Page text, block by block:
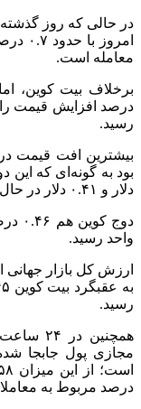
معامله است.
رسید.
بیشترین افت قیمت در
دلار و ۰.۴۱ دلار در حال معامله هستند.
واحد رسید.
ارزش کل بازار جهانی
رسید.
درصد مربوط به